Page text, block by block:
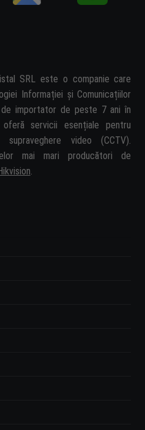
SRL este o companie care
Informației și Comunicațiilor
importator de peste 7 ani în
oferă servicii esențiale pentru
video (CCTV).
mai mari producători de